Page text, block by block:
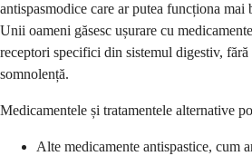
antispasmodice care ar putea funcționa mai
Unii oameni găsesc ușurare cu
receptori specifici din sistemul digestiv,
somnolență.
Medicamentele și tratamentele alternative
Alte medicamente antispastice, cum